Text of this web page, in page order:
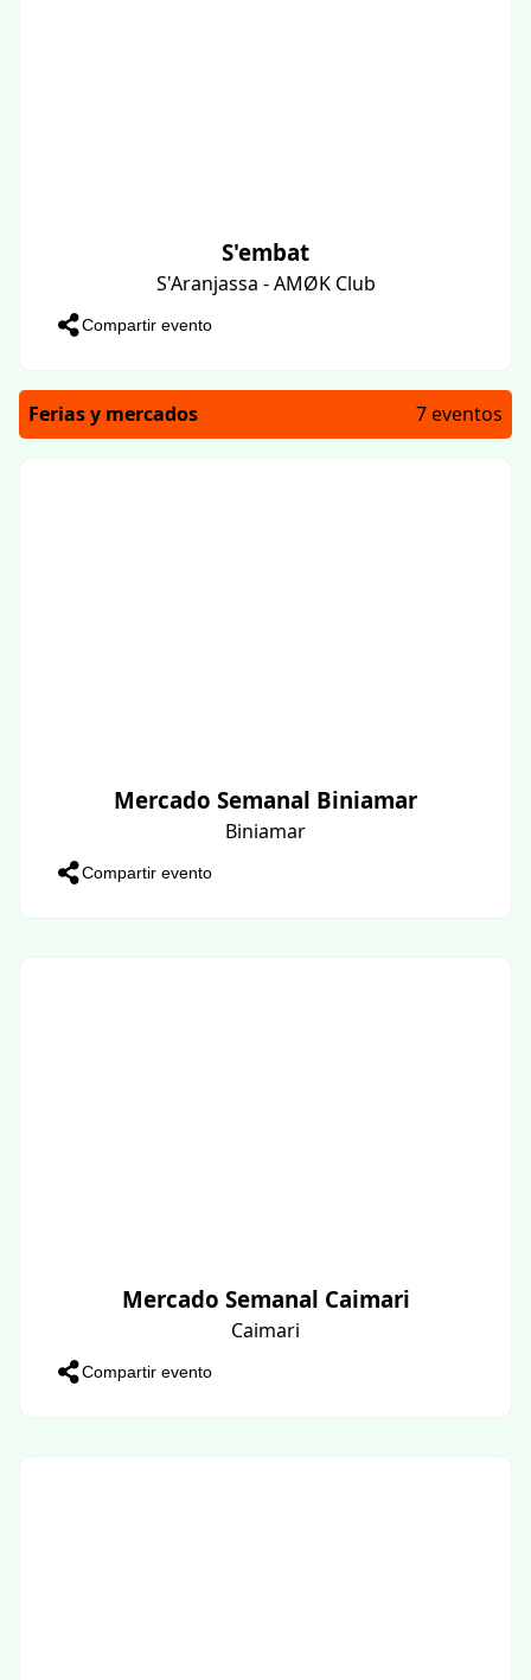
S'embat
S'Aranjassa - AMØK Club
Compartir evento
Ferias y mercados 7 eventos
Mercado Semanal Biniamar
Biniamar
Compartir evento
Mercado Semanal Caimari
Caimari
Compartir evento